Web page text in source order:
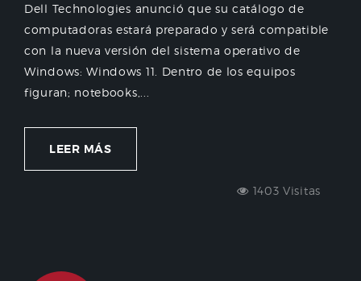
Dell Technologies anunció que su catálogo de
computadoras estará preparado y será compatible
con la nueva versión del sistema operativo de
Windows: Windows 11. Dentro de los equipos
figuran; notebooks,...
LEER MÁS
1403 Visitas